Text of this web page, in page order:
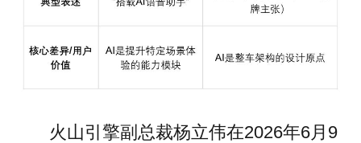
火山引擎副总裁杨立伟在2026年6月9